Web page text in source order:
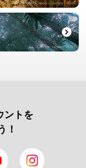
© naturepl.com / Francois Savigny / WWF
© Roger Leguen / WWF
ントを
！
YouTube